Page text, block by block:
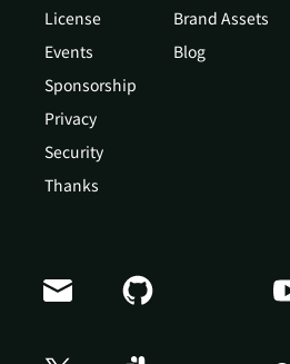
License
Events
Sponsorship
Privacy
Security
Thanks
Brand Assets
Blog